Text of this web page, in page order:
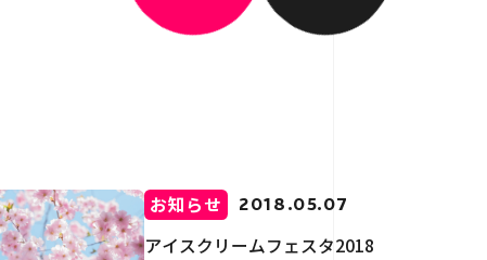
お知らせ 2018.05.07
アイスクリームフェスタ2018